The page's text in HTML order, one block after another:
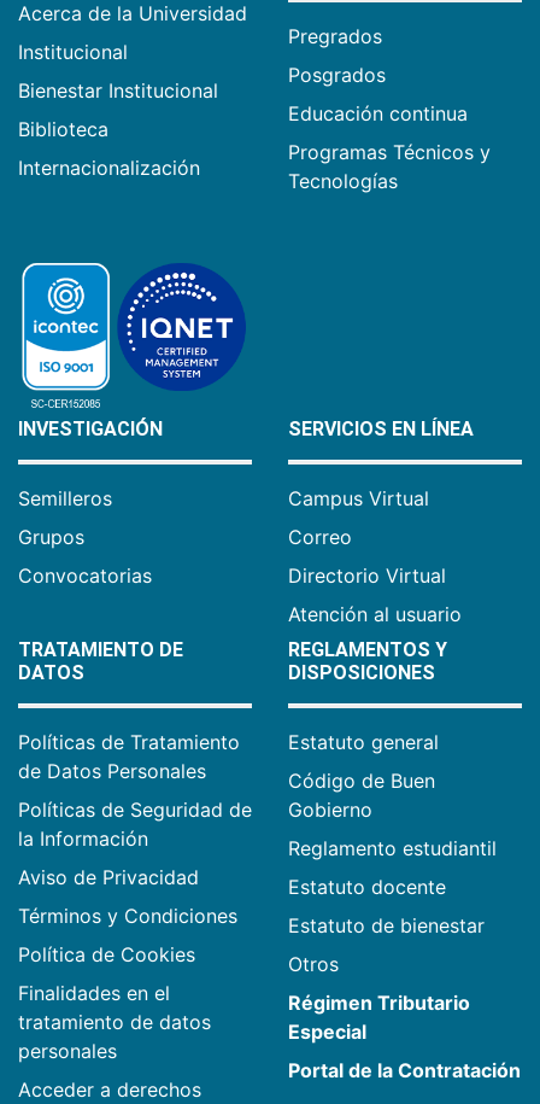
Acerca de la Universidad
Institucional
Bienestar Institucional
Biblioteca
Internacionalización
Pregrados
Posgrados
Educación continua
Programas Técnicos y
Tecnologías
INVESTIGACIÓN
Semilleros
Grupos
Convocatorias
SERVICIOS EN LÍNEA
Campus Virtual
Correo
Directorio Virtual
Atención al usuario
TRATAMIENTO DE
DATOS
Políticas de Tratamiento
de Datos Personales
Políticas de Seguridad de
la Información
Aviso de Privacidad
Términos y Condiciones
Política de Cookies
Finalidades en el
tratamiento de datos
personales
Acceder a derechos
REGLAMENTOS Y
DISPOSICIONES
Estatuto general
Código de Buen
Gobierno
Reglamento estudiantil
Estatuto docente
Estatuto de bienestar
Otros
Régimen Tributario
Especial
Portal de la Contratación